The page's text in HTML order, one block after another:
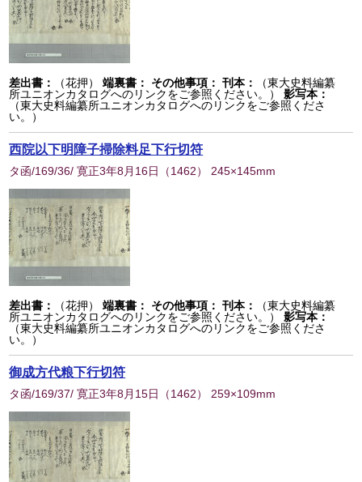
差出書： （花押） 端裏書： その他事項： 刊本：
（東大史料編纂
所ユニオンカタログへのリンクをご参照ください。）
影写本：
（東大史料編纂所ユニオンカタログへのリンクをご参照くださ
い。）
西院以下明障子掃除料足下行切符
タ函/169/36/ 寛正3年8月16日 （1462） 245×145mm
差出書： （花押） 端裏書： その他事項： 刊本：
（東大史料編纂
所ユニオンカタログへのリンクをご参照ください。）
影写本：
（東大史料編纂所ユニオンカタログへのリンクをご参照くださ
い。）
御成方代粮下行切符
タ函/169/37/ 寛正3年8月15日 （1462） 259×109mm